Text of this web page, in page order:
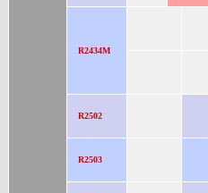
R2434M
R2502
R2503